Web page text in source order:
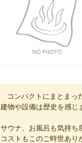
コンパクトにまとまっ
建物や設備は歴史を感じ
サウナ、お風呂も気持ち
コストもこのご時世あり